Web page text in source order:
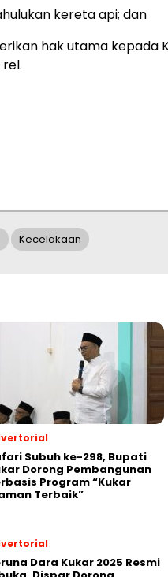
kereta api; dan
hak utama kepada
Kecelakaan
Subuh ke-298, Bupati
Dorong Pembangunan
Program “Kukar
Terbaik”
Dara Kukar 2025 Resmi